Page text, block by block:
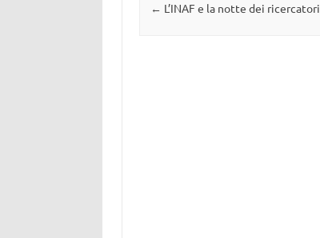
Navigazione articolo
← L’INAF e la notte dei ricercatori